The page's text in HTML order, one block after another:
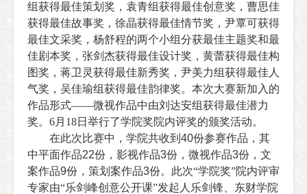
组获得最佳策划奖，袁青组获得最佳创意奖，曹思佳
获得最佳故事奖，徐晶获得最佳情节奖，尹覃可获得
最佳文采奖，杨舒程的两个小组分获最佳主题奖和最
佳剧本奖，张剑杰获得最佳设计奖，黄蕾获得最佳构
图奖，蒋卫灵获得最佳新秀奖，尹美力组获得最佳人
气奖，吴佳瑜组获得最佳韵律奖。本次大赛新加入的
作品形式——微视作品中由刘达安组获得最佳潜力
奖。 6月 18日举行了学院奖院内评奖的颁奖活动。
在此次比赛中，学院共收到 40份参赛作品，其
中平面作品22份，影视作品3份，微视作品3份，文
案作品9份，策划案作品3份。此次“学院奖”院内评审
专家由“乐剑峰创意公开课”发起人乐剑锋、东财学院